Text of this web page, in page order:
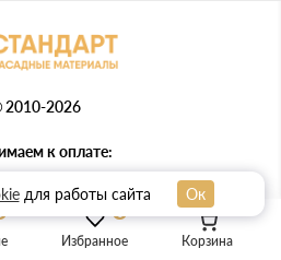
Избранное Корзина
2010-2026
к оплате:
для работы сайта Ок